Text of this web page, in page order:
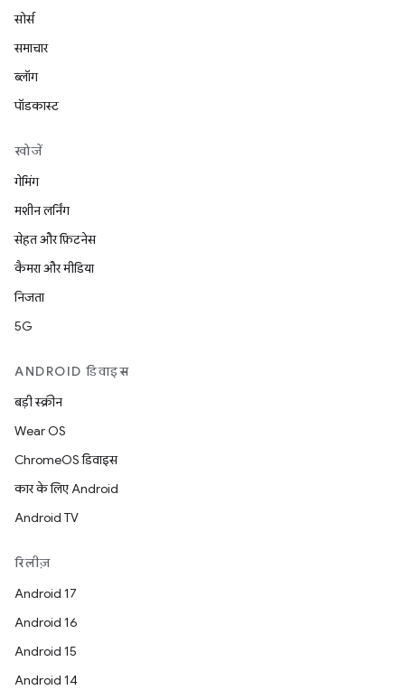
सोर्स
समाचार
ब्लॉग
पॉडकास्ट
खोजें
गेमिंग
मशीन लर्निंग
सेहत और फ़िटनेस
कैमरा और मीडिया
निजता
5G
ANDROID डिवाइस
बड़ी स्क्रीन
Wear OS
ChromeOS डिवाइस
कार के लिए Android
Android TV
रिलीज़
Android 17
Android 16
Android 15
Android 14